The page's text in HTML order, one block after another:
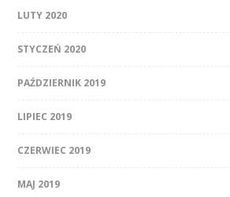
LUTY 2020
STYCZEŃ 2020
PAŹDZIERNIK 2019
LIPIEC 2019
CZERWIEC 2019
MAJ 2019